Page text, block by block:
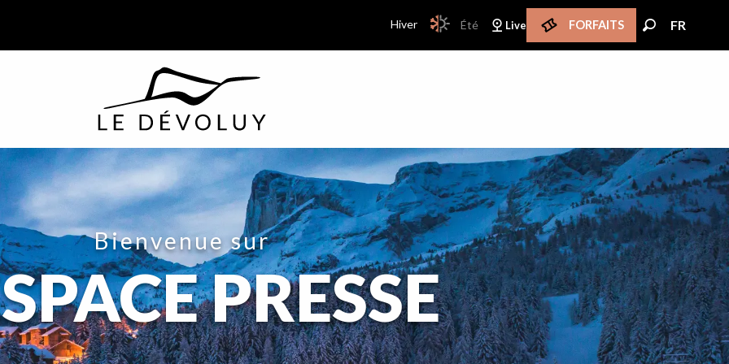
PAGE D’ACCUEIL ACTUELLE HIVER : PASSER EN MODE ÉTÉ
Hiver PAGE D’ACCUEIL ACTUELLE HIVER : PASSER EN
Été
FR
Live FORFAITS FR
Bienvenue sur
PRESSE